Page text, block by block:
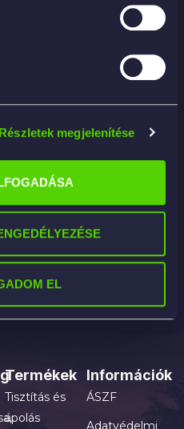
Részletek megjelenítése
EL
– mikroszállal szőtt
Ft
Termékek
Tisztítás és
ápolás
Információk
ÁSZF
Adatvédelmi